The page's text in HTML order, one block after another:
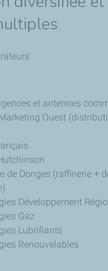
et antennes
Ouest
de Donges (raffinerie +
Développement
Gaz
Lubrifiants
Renouvelables